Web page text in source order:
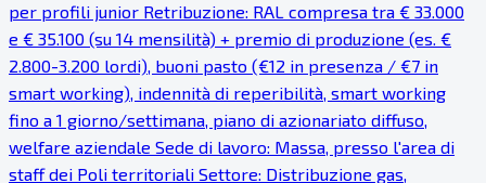
per profili junior Retribuzione: RAL compresa tra € 33.000
e € 35.100 (su 14 mensilità) + premio di produzione (es. €
2.800-3.200 lordi), buoni pasto (€12 in presenza / €7 in
smart working), indennità di reperibilità, smart working
fino a 1 giorno/settimana, piano di azionariato diffuso,
welfare aziendale Sede di lavoro: Massa, presso l'area di
staff dei Poli territoriali Settore: Distribuzione gas,